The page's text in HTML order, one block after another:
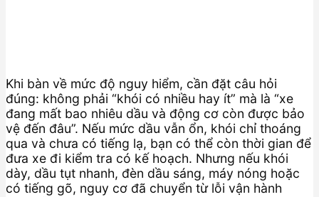
Khi bàn về mức độ nguy hiểm, cần đặt câu hỏi
đúng: không phải “khói có nhiều hay ít” mà là “xe
đang mất bao nhiêu dầu và động cơ còn được bảo
vệ đến đâu”. Nếu mức dầu vẫn ổn, khói chỉ thoáng
qua và chưa có tiếng lạ, bạn có thể còn thời gian để
đưa xe đi kiểm tra có kế hoạch. Nhưng nếu khói
dày, dầu tụt nhanh, đèn dầu sáng, máy nóng hoặc
có tiếng gõ, nguy cơ đã chuyển từ lỗi vận hành